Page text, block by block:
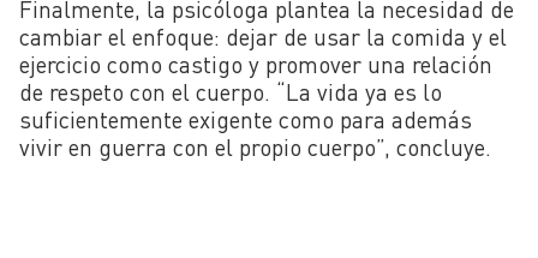
Finalmente, la psicóloga plantea la necesidad de
cambiar el enfoque: dejar de usar la comida y el
ejercicio como castigo y promover una relación
de respeto con el cuerpo. “La vida ya es lo
suficientemente exigente como para además
vivir en guerra con el propio cuerpo”, concluye.